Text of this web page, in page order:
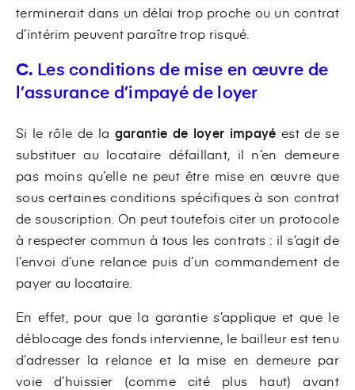
terminerait dans un délai trop proche ou un contrat
d’intérim peuvent paraître trop risqué.
C. Les conditions de mise en œuvre de
l’assurance d’impayé de loyer
Si le rôle de la garantie de loyer impayé est de se
substituer au locataire défaillant, il n’en demeure
pas moins qu’elle ne peut être mise en œuvre que
sous certaines conditions spécifiques à son contrat
de souscription. On peut toutefois citer un protocole
à respecter commun à tous les contrats : il s’agit de
l’envoi d’une relance puis d’un commandement de
payer au locataire.
En effet, pour que la garantie s’applique et que le
déblocage des fonds intervienne, le bailleur est tenu
d’adresser la relance et la mise en demeure par
voie d’huissier (comme cité plus haut) avant